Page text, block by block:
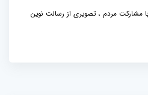
مشارکت مردم ، تصویری از رسالت نوین